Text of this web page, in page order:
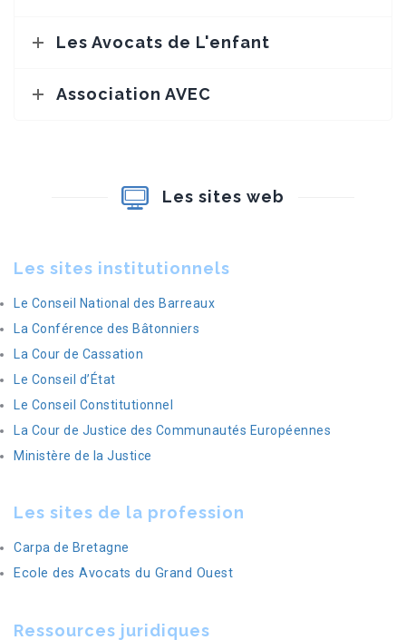
Les Avocats de L'enfant
Association AVEC
Les sites web
Les sites institutionnels
Le Conseil National des Barreaux
La Conférence des Bâtonniers
La Cour de Cassation
Le Conseil d’État
Le Conseil Constitutionnel
La Cour de Justice des Communautés Européennes
Ministère de la Justice
Les sites de la profession
Carpa de Bretagne
Ecole des Avocats du Grand Ouest
Ressources juridiques